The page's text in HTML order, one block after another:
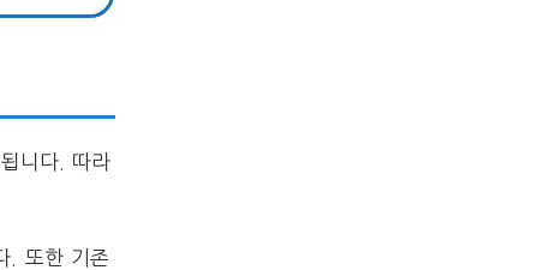
니다. 따라
. 또한 기존